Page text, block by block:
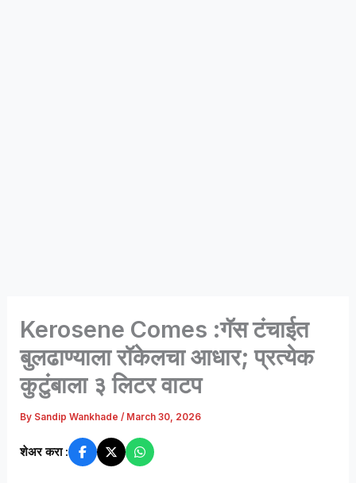
Kerosene Comes :गॅस टंचाईत
बुलढाण्याला रॉकेलचा आधार; प्रत्येक
कुटुंबाला ३ लिटर वाटप
By Sandip Wankhade/ March 30, 2026
शेअर करा :